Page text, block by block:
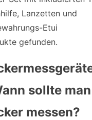
Lanzetten und
Etui
gefunden.
sollte man
messen?